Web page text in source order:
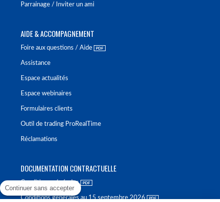
Parrainage / Inviter un ami
AIDE & ACCOMPAGNEMENT
Foire aux questions / Aide
Assistance
Espace actualités
Espace webinaires
Formulaires clients
Outil de trading ProRealTime
Réclamations
DOCUMENTATION CONTRACTUELLE
Conditions générales
Conditions générales au 15 septembre 2026
Continuer sans accepter